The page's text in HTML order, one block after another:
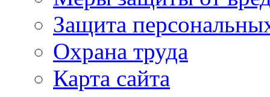
Защита
Охрана труда
Карта сайта